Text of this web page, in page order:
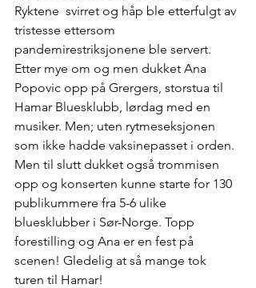
Ryktene  svirret og håp ble etterfulgt av
tristesse ettersom
pandemirestriksjonene ble servert.
Etter mye om og men dukket Ana
Popovic opp på Grergers, storstua til
Hamar Bluesklubb, lørdag med en
musiker. Men; uten rytmeseksjonen
som ikke hadde vaksinepasset i orden.
Men til slutt dukket også trommisen
opp og konserten kunne starte for 130
publikummere fra 5-6 ulike
bluesklubber i Sør-Norge. Topp
forestilling og Ana er en fest på
scenen! Gledelig at så mange tok
turen til Hamar!